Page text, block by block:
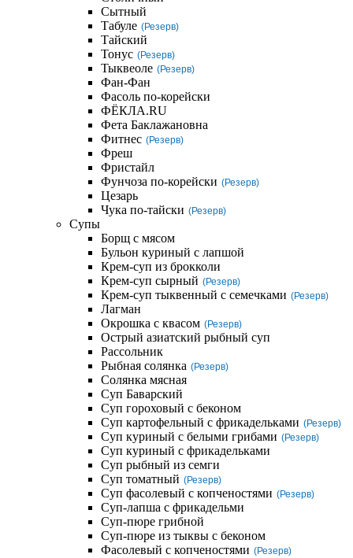
Сытный
Табуле (Резерв)
Тайский
Тонус (Резерв)
Тыквеоле (Резерв)
Фан-Фан
Фасоль по-корейски
ФЁКЛА.RU
Фета Баклажановна
Фитнес (Резерв)
Фреш
Фристайл
Фунчоза по-корейски (Резерв)
Цезарь
Чука по-тайски (Резерв)
Супы
Борщ с мясом
Бульон куриный с лапшой
Крем-суп из брокколи
Крем-суп сырный (Резерв)
Крем-суп тыквенный с семечками (Резерв)
Лагман
Окрошка с квасом (Резерв)
Острый азиатский рыбный суп
Рассольник
Рыбная солянка (Резерв)
Солянка мясная
Суп Баварский
Суп гороховый с беконом
Суп картофельный с фрикадельками (Резерв)
Суп куриный с белыми грибами (Резерв)
Суп куриный с фрикадельками
Суп рыбный из семги
Суп томатный (Резерв)
Суп фасолевый с копченостями (Резерв)
Суп-лапша с фрикадельми
Суп-пюре грибной
Суп-пюре из тыквы с беконом
Фасолевый с копченостями (Резерв)